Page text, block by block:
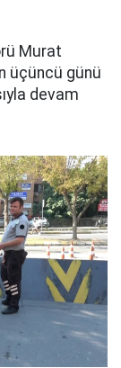
Murat
üçüncü günü
devam